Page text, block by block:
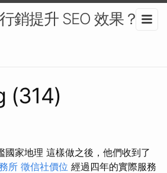
銷提升 SEO 效果？-
(314)
國家地理 這樣做之後，他們收到了
所 徵信社價位 經過四年的實際服務